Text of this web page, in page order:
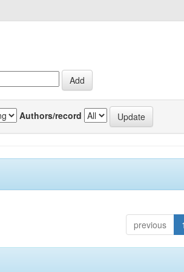
Authors/record
previous 1